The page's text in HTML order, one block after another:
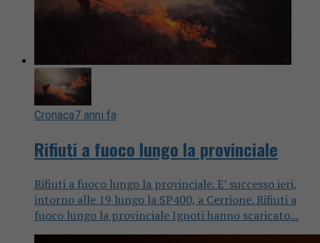
Cronaca7 anni fa
Rifiuti a fuoco lungo la provinciale
Rifiuti a fuoco lungo la provinciale. E’ successo ieri,
intorno alle 19 lungo la SP400, a Cerrione. Rifiuti a
fuoco lungo la provinciale Ignoti hanno scaricato...